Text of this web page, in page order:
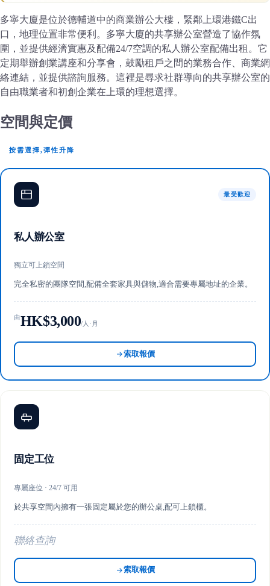
多寧大廈是位於德輔道中的商業辦公大樓，緊鄰上環港鐵C出
口，地理位置非常便利。多寧大廈的共享辦公室營造了協作氛
圍，並提供經濟實惠及配備24/7空調的私人辦公室配備出租。它
定期舉辦創業講座和分享會，鼓勵租戶之間的業務合作、商業網
絡連結，並提供諮詢服務。這裡是尋求社群導向的共享辦公室的
自由職業者和初創企業在上環的理想選擇。
空間與定價
按需選擇,彈性升降
最受歡迎
私人辦公室
獨立可上鎖空間
完全私密的團隊空間,配備全套家具與儲物,適合需要專屬地址的企業。
由HK$3,000/人·月
索取報價
固定工位
專屬座位 · 24/7 可用
於共享空間內擁有一張固定屬於您的辦公桌,配可上鎖櫃。
聯絡查詢
索取報價